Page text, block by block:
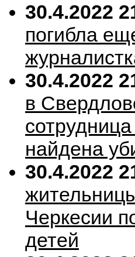
30.4.2022
погибла
30.4.2022
в
найдена
30.4.2022
Черкесии
детей